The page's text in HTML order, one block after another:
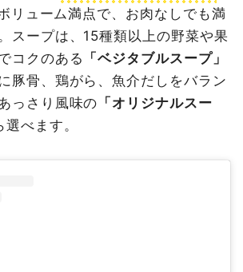
リューム満点で、お肉なしでも満
スープは、15種類以上の野菜や果
コクのある 「ベジタブルスープ」
豚骨、鶏がら、魚介だしをバラン
っさり風味の 「オリジナルスー
べます。